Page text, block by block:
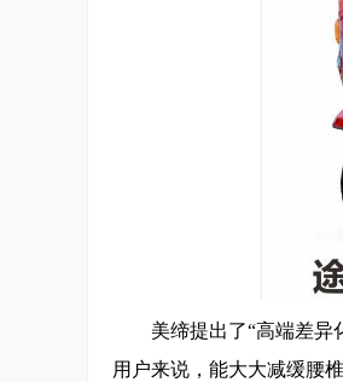
美缔提出了“高端差异
用户来说，能大大减缓腰椎